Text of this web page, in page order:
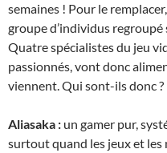
semaines ! Pour le
groupe d’individus
Quatre spécialistes du jeu
passionnés, vont donc
viennent. Qui sont-ils donc ?
Aliasaka : un gamer pur,
surtout quand les jeux et